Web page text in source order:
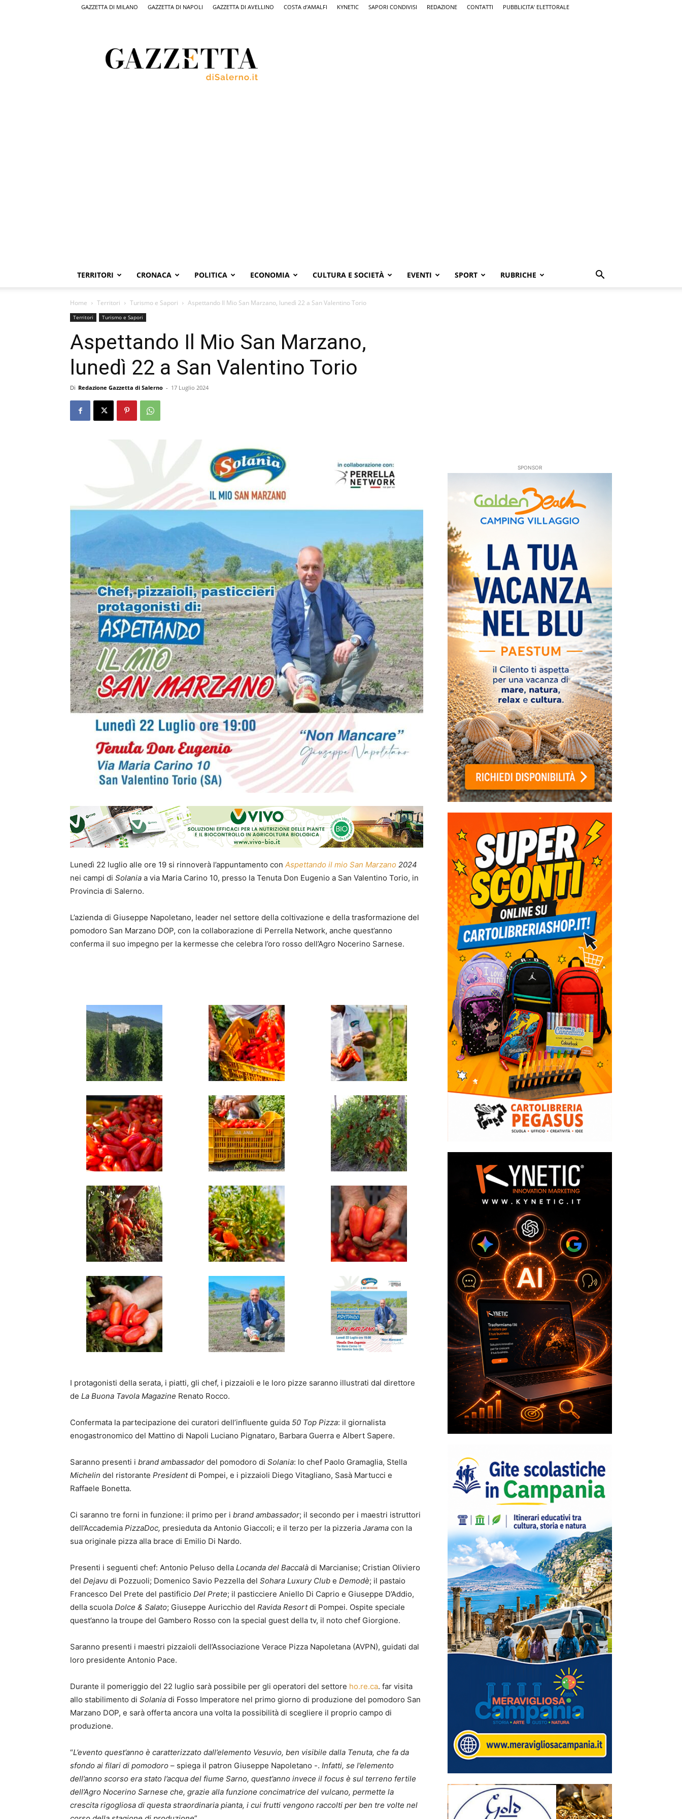
GAZZETTA DI MILANO GAZZETTA DI NAPOLI GAZZETTA DI AVELLINO COSTA d’AMALFI KYNETIC SAPORI CONDIVISI REDAZIONE CONTATTI PUBBLICITA’ ELETTORALE
Salerno,
il
quotidiano
TERRITORI CRONACA POLITICA ECONOMIA CULTURA E SOCIETÀ EVENTI SPORT RUBRICHE
Home Territori Turismo e Sapori Aspettando Il Mio San Marzano, lunedì 22 a San Valentino Torio
Territori Turismo e Sapori
Aspettando Il Mio San Marzano,
lunedì 22 a San Valentino Torio
Di Redazione Gazzetta di Salerno - 17 Luglio 2024
Lunedì 22 luglio alle ore 19 si rinnoverà l’appuntamento con Aspettando il mio San Marzano 2024
nei campi di Solania a via Maria Carino 10, presso la Tenuta Don Eugenio a San Valentino Torio, in
Provincia di Salerno.
L’azienda di Giuseppe Napoletano, leader nel settore della coltivazione e della trasformazione del
pomodoro San Marzano DOP, con la collaborazione di Perrella Network, anche quest’anno
conferma il suo impegno per la kermesse che celebra l’oro rosso dell’Agro Nocerino Sarnese.
I protagonisti della serata, i piatti, gli chef, i pizzaioli e le loro pizze saranno illustrati dal direttore
de La Buona Tavola Magazine Renato Rocco.
Confermata la partecipazione dei curatori dell’influente guida 50 Top Pizza: il giornalista
enogastronomico del Mattino di Napoli Luciano Pignataro, Barbara Guerra e Albert Sapere.
Saranno presenti i brand ambassador del pomodoro di Solania: lo chef Paolo Gramaglia, Stella
Michelin del ristorante Presidentdi Pompei, e i pizzaioli Diego Vitagliano, Sasà Martucci e
Raffaele Bonetta.
Ci saranno tre forni in funzione: il primo per i brand ambassador; il secondo per i maestri istruttori
dell’Accademia PizzaDoc, presieduta da Antonio Giaccoli; e il terzo per la pizzeria Jarama con la
sua originale pizza alla brace di Emilio Di Nardo.
Presenti i seguenti chef: Antonio Peluso della Locanda del Baccalà di Marcianise; Cristian Oliviero
del Dejavu di Pozzuoli; Domenico Savio Pezzella del Sohara Luxury Club e Demodè; il pastaio
Francesco Del Prete del pastificio Del Prete; il pasticciere Aniello Di Caprio e Giuseppe D’Addio,
della scuola Dolce & Salato; Giuseppe Auricchio del Ravida Resortdi Pompei. Ospite speciale
quest’anno la troupe del Gambero Rosso con la special guest della tv, il noto chef Giorgione.
Saranno presenti i maestri pizzaioli dell’Associazione Verace Pizza Napoletana (AVPN), guidati dal
loro presidente Antonio Pace.
Durante il pomeriggio del 22 luglio sarà possibile per gli operatori del settore ho.re.ca. far visita
allo stabilimento di Solania di Fosso Imperatore nel primo giorno di produzione del pomodoro San
Marzano DOP, e sarà offerta ancora una volta la possibilità di scegliere il proprio campo di
produzione.
“L’evento quest’anno è caratterizzato dall’elemento Vesuvio, ben visibile dalla Tenuta, che fa da
sfondo ai filari di pomodoro – spiega il patron Giuseppe Napoletano -. Infatti, se l’elemento
dell’anno scorso era stato l’acqua del fiume Sarno, quest’anno invece il focus è sul terreno fertile
dell’Agro Nocerino Sarnese che, grazie alla funzione concimatrice del vulcano, permette la
crescita rigogliosa di questa straordinaria pianta, i cui frutti vengono raccolti per ben tre volte nel
SPONSOR